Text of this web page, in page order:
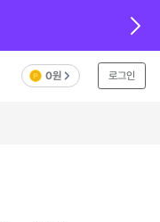
0원 로그인